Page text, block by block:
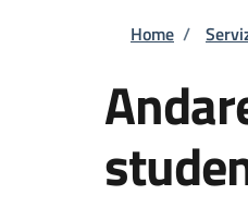
Home /